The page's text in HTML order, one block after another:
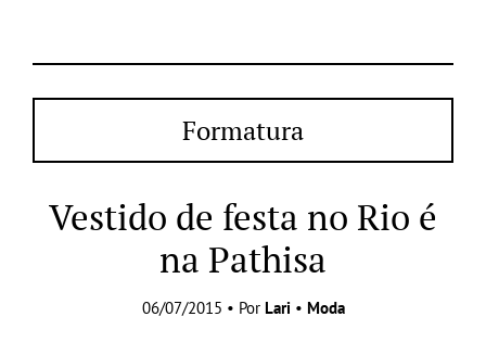
Formatura
Vestido de festa no Rio é
na Pathisa
06/07/2015 • Por Lari • Moda